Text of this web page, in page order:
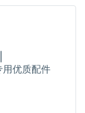
用优质配件